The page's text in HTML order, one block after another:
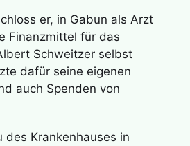
er, in Gabun als Arzt
Finanzmittel für das
Schweitzer selbst
dafür seine eigenen
auch Spenden von
des Krankenhauses in